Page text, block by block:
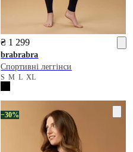
₴ 1 299
brabrabra
Спортивні леггінси
SMLXL
−30%